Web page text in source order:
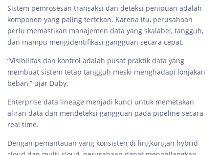
Sistem pemrosesan transaksi dan deteksi penipuan adalah
komponen yang paling tertekan. Karena itu, perusahaan
perlu memastikan manajemen data yang skalabel, tangguh,
dan mampu mengidentifikasi gangguan secara cepat.
“Visibilitas dan kontrol adalah pusat praktik data yang
membuat sistem tetap tangguh meski menghadapi lonjakan
beban,” ujar Duby.
Enterprise data lineage menjadi kunci untuk memetakan
aliran data dan mendeteksi gangguan pada pipeline secara
real time.
Dengan pemantauan yang konsisten di lingkungan hybrid